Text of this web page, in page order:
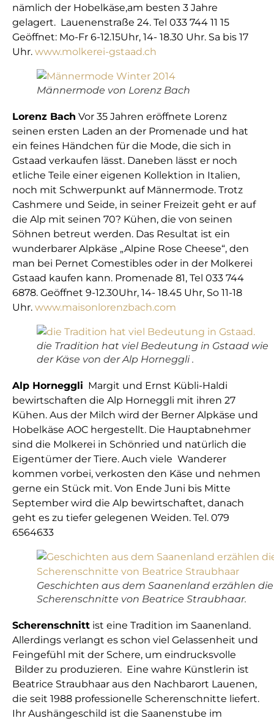
nämlich der Hobelkäse,am besten 3 Jahre
gelagert. Lauenenstraße 24. Tel 033 744 11 15
Geöffnet: Mo-Fr 6-12.15Uhr, 14- 18.30 Uhr. Sa bis 17
Uhr. www.molkerei-gstaad.ch
Männermode von Lorenz Bach
Lorenz Bach Vor 35 Jahren eröffnete Lorenz
seinen ersten Laden an der Promenade und hat
ein feines Händchen für die Mode, die sich in
Gstaad verkaufen lässt. Daneben lässt er noch
etliche Teile einer eigenen Kollektion in Italien,
noch mit Schwerpunkt auf Männermode. Trotz
Cashmere und Seide, in seiner Freizeit geht er auf
die Alp mit seinen 70? Kühen, die von seinen
Söhnen betreut werden. Das Resultat ist ein
wunderbarer Alpkäse „Alpine Rose Cheese“, den
man bei Pernet Comestibles oder in der Molkerei
Gstaad kaufen kann. Promenade 81, Tel 033 744
6878. Geöffnet 9-12.30Uhr, 14- 18.45 Uhr, So 11-18
Uhr. www.maisonlorenzbach.com
die Tradition hat viel Bedeutung in Gstaad wie
der Käse von der Alp Horneggli .
Alp Horneggli Margit und Ernst Kübli-Haldi
bewirtschaften die Alp Horneggli mit ihren 27
Kühen. Aus der Milch wird der Berner Alpkäse und
Hobelkäse AOC hergestellt. Die Hauptabnehmer
sind die Molkerei in Schönried und natürlich die
Eigentümer der Tiere. Auch viele Wanderer
kommen vorbei, verkosten den Käse und nehmen
gerne ein Stück mit. Von Ende Juni bis Mitte
September wird die Alp bewirtschaftet, danach
geht es zu tiefer gelegenen Weiden. Tel. 079
6564633
Geschichten aus dem Saanenland erzählen die
Scherenschnitte von Beatrice Straubhaar.
Scherenschnitt ist eine Tradition im Saanenland.
Allerdings verlangt es schon viel Gelassenheit und
Feingefühl mit der Schere, um eindrucksvolle
Bilder zu produzieren. Eine wahre Künstlerin ist
Beatrice Straubhaar aus den Nachbarort Lauenen,
die seit 1988 professionelle Scherenschnitte liefert.
Ihr Aushängeschild ist die Saanenstube im